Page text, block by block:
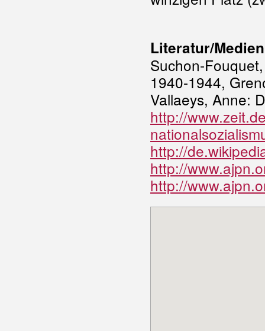
Literatur/Medien
Suchon-
1940-1944,
Vallaeys, Anne:
http://
http://
http://
http://